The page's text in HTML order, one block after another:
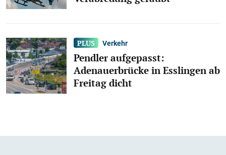
Verkehr
Pendler aufgepasst:
Adenauerbrücke in Esslingen ab
Freitag dicht